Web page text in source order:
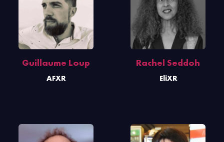
Guillaume Loup
AFXR
Rachel Seddoh
EliXR